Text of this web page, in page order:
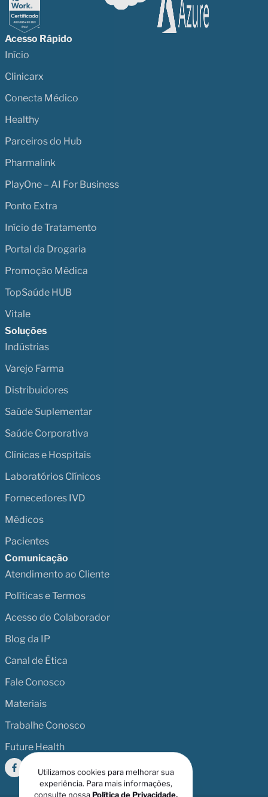
Acesso Rápido
Início
Clinicarx
Conecta Médico
Healthy
Parceiros do Hub
Pharmalink
PlayOne – AI For Business
Ponto Extra
Início de Tratamento
Portal da Drogaria
Promoção Médica
TopSaúde HUB
Vitale
Soluções
Indústrias
Varejo Farma
Distribuidores
Saúde Suplementar
Saúde Corporativa
Clínicas e Hospitais
Laboratórios Clínicos
Fornecedores IVD
Médicos
Pacientes
Comunicação
Atendimento ao Cliente
Políticas e Termos
Acesso do Colaborador
Blog da IP
Canal de Ética
Fale Conosco
Materiais
Trabalhe Conosco
Future Health
Utilizamos cookies para melhorar sua
experiência. Para mais informações,
consulte nossa Política de Privacidade